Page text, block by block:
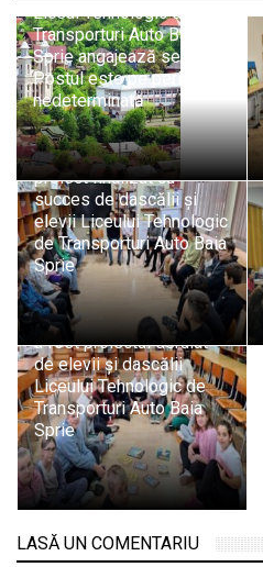
Liceul Tehnologic de
Transporturi Auto Baia
Sprie angajează secretar.
Postul este pe perioadă
nedeterminată
„Puterea bunătății”,
proiect finalizat cu
succes de dascălii și
elevii Liceului Tehnologic
de Transporturi Auto Baia
Sprie
„Luna bibliotecii școlare”
a fost proiectul derulat
de elevii și dascălii
Liceului Tehnologic de
Transporturi Auto Baia
Sprie
LASĂ UN COMENTARIU